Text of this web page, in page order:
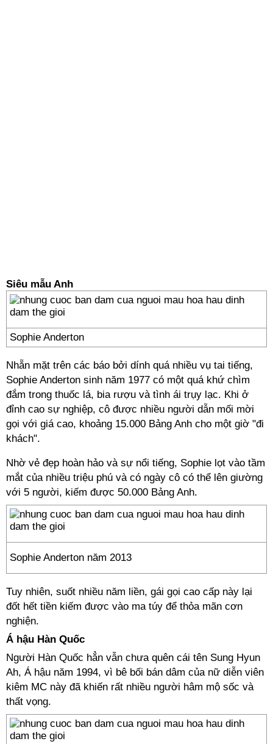
Siêu mẫu Anh
Sophie Anderton
Nhẵn mặt trên các báo bởi dính quá nhiều vụ tai tiếng,
Sophie Anderton sinh năm 1977 có một quá khứ chìm
đắm trong thuốc lá, bia rượu và tình ái trụy lạc. Khi ở
đỉnh cao sự nghiệp, cô được nhiều người dẫn mối mời
gọi với giá cao, khoảng 15.000 Bảng Anh cho một giờ "đi
khách".
Nhờ vẻ đẹp hoàn hảo và sự nổi tiếng, Sophie lọt vào tầm
mắt của nhiều triệu phú và có ngày cô có thể lên giường
với 5 người, kiếm được 50.000 Bảng Anh.
Sophie Anderton năm 2013
Tuy nhiên, suốt nhiều năm liền, gái gọi cao cấp này lại
đốt hết tiền kiếm được vào ma túy để thỏa mãn cơn
nghiện.
Á hậu Hàn Quốc
Người Hàn Quốc hẳn vẫn chưa quên cái tên Sung Hyun
Ah, Á hậu năm 1994, vì bê bối bán dâm của nữ diễn viên
kiêm MC này đã khiến rất nhiều người hâm mộ sốc và
thất vọng.